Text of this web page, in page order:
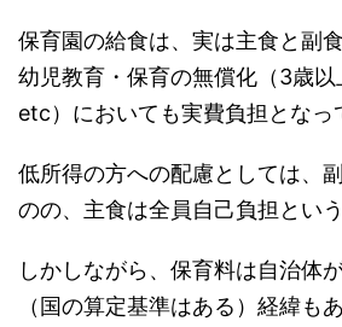
保育園の給食は、実は主食と副
幼児教育・保育の無償化（3歳
etc）においても実費負担となっ
低所得の方への配慮としては、
のの、主食は全員自己負担とい
しかしながら、保育料は自治体
（国の算定基準はある）経緯も